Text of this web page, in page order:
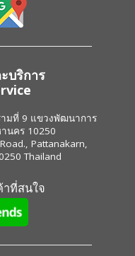
บริการ
ามที่ 9 แขวงพัฒนาการ
นคร 10250
Pattanakarn,
Thailand
ที่สนใจ